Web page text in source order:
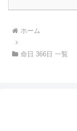
ホーム
命日 366日 一覧